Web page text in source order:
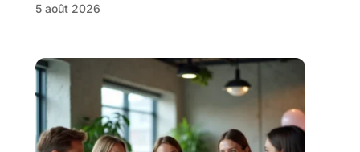
5 août 2026